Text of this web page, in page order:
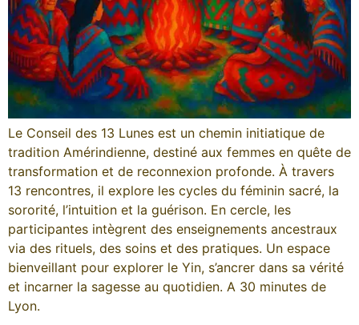
Le Conseil des 13 Lunes est un chemin initiatique de
tradition Amérindienne, destiné aux femmes en quête de
transformation et de reconnexion profonde. À travers
13 rencontres, il explore les cycles du féminin sacré, la
sororité, l’intuition et la guérison. En cercle, les
participantes intègrent des enseignements ancestraux
via des rituels, des soins et des pratiques. Un espace
bienveillant pour explorer le Yin, s’ancrer dans sa vérité
et incarner la sagesse au quotidien. A 30 minutes de
Lyon.